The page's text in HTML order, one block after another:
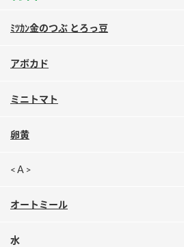
ロングセラー商品 ＋ おすすめレシピ
ミツカン公式通販
ﾐﾂｶﾝ金のつぶ とろっ豆
アボカド
ミニトマト
卵黄
<Ａ>
オートミール
水